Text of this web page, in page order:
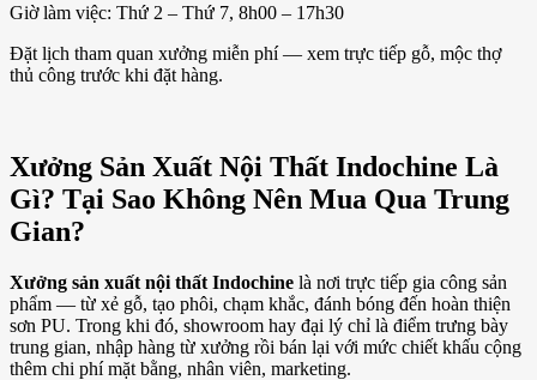
Giờ làm việc: Thứ 2 – Thứ 7, 8h00 – 17h30
Đặt lịch tham quan xưởng miễn phí — xem trực tiếp gỗ, mộc thợ
thủ công trước khi đặt hàng.
Xưởng Sản Xuất Nội Thất Indochine Là
Gì? Tại Sao Không Nên Mua Qua Trung
Gian?
Xưởng sản xuất nội thất Indochine là nơi trực tiếp gia công sản
phẩm — từ xẻ gỗ, tạo phôi, chạm khắc, đánh bóng đến hoàn thiện
sơn PU. Trong khi đó, showroom hay đại lý chỉ là điểm trưng bày
trung gian, nhập hàng từ xưởng rồi bán lại với mức chiết khấu cộng
thêm chi phí mặt bằng, nhân viên, marketing.